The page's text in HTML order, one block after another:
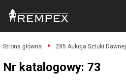
Strona główna 285 Aukcja Sztuki Dawnej
Nr katalogowy: 73